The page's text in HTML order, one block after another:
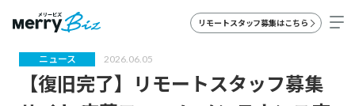
リモートスタッフ募集はこちら
ニュース 2026.06.05
【復旧完了】リモートスタッフ募集